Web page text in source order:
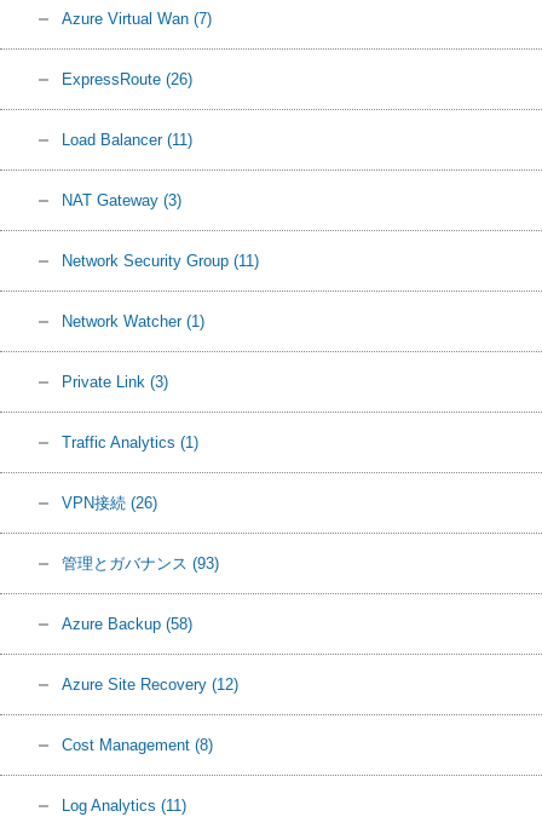
Azure Virtual Wan (7)
ExpressRoute (26)
Load Balancer (11)
NAT Gateway (3)
Network Security Group (11)
Network Watcher (1)
Private Link (3)
Traffic Analytics (1)
VPN接続 (26)
管理とガバナンス (93)
Azure Backup (58)
Azure Site Recovery (12)
Cost Management (8)
Log Analytics (11)